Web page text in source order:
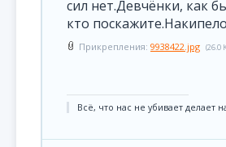
сил нет.Девчёнки, как
кто
Прикрепления: 9938422.jpg (26.0
Всё, что нас не убивает делает